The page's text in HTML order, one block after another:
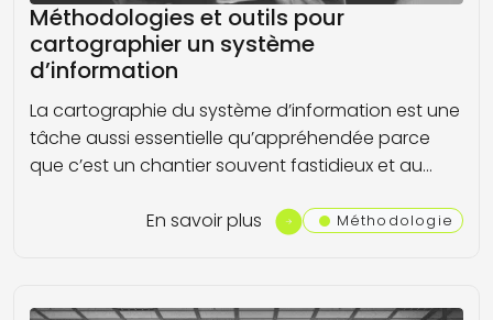
Méthodologies et outils pour
cartographier un système
d’information
La cartographie du système d’information est une
tâche aussi essentielle qu’appréhendée parce
que c’est un chantier souvent fastidieux et au…
En savoir plus Méthodologie